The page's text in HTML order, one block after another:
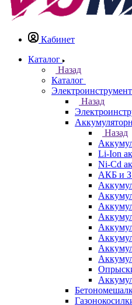
Кабинет
Каталог
Назад
Каталог
Электроинструмент
Назад
Назад
Li-Ion
Ni-Cd
АКБ и